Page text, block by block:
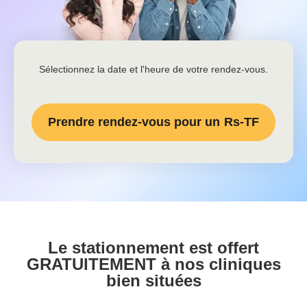
Sélectionnez la date et l'heure de votre rendez-vous.
Prendre rendez-vous pour un Rs-TF
Le stationnement est offert
GRATUITEMENT à nos cliniques
bien situées